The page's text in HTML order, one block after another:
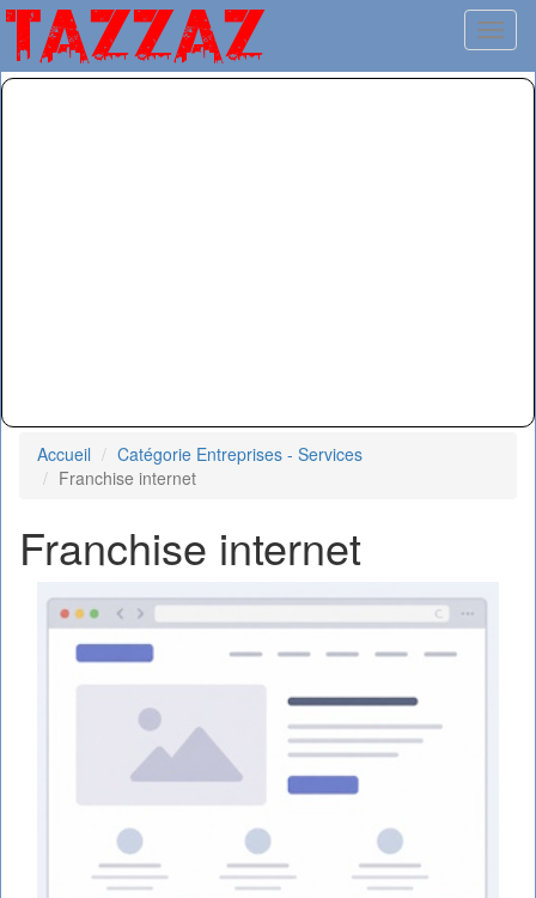
Accueil
Catégorie Entreprises - Services
Franchise internet
Franchise internet